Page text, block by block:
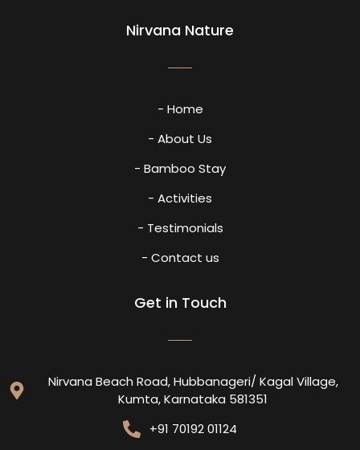
Nirvana Nature
- Home
- About Us
- Bamboo Stay
- Activities
- Testimonials
- Contact us
Get in Touch
Nirvana Beach Road, Hubbanageri/ Kagal Village,
Kumta, Karnataka 581351
+91 70192 01124